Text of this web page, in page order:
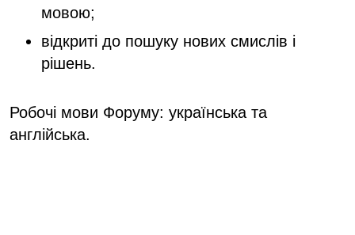
мовою;
відкриті до пошуку нових смислів і
рішень.
Робочі мови Форуму: українська та
англійська.